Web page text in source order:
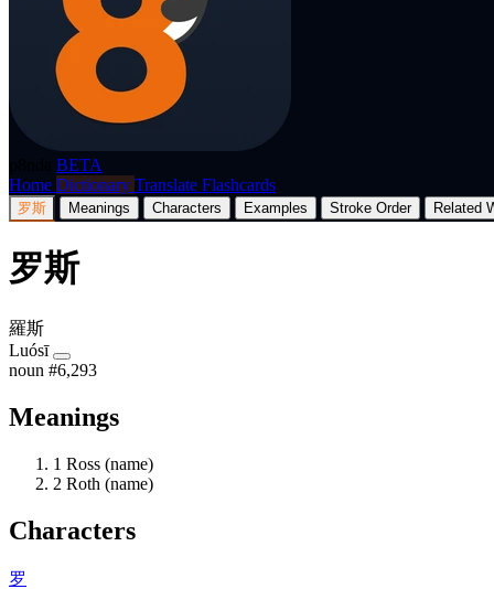
BETA
Home Dictionary Translate Flashcards
罗斯 Meanings Characters Examples Stroke Order Related
罗斯
羅斯
Luósī
noun #6,293
Meanings
1 Ross (name)
2 Roth (name)
Characters
罗